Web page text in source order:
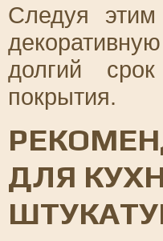
Следуя
долгий
покрытия.
ДЛЯ